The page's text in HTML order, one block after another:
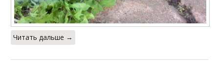
Читать дальше →